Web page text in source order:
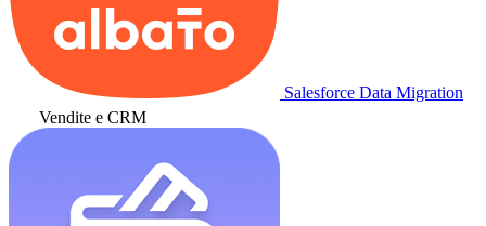
Salesforce Data Migration
Vendite e CRM